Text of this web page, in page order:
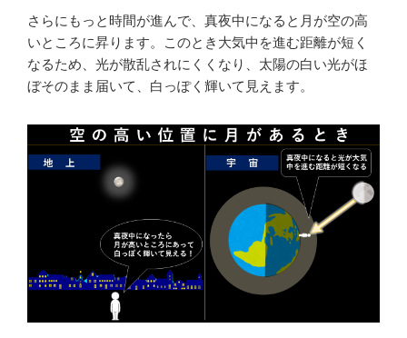
さらにもっと時間が進んで、真夜中になると月が空の高
いところに昇ります。このとき大気中を進む距離が短く
なるため、光が散乱されにくくなり、太陽の白い光がほ
ぼそのまま届いて、白っぽく輝いて見えます。